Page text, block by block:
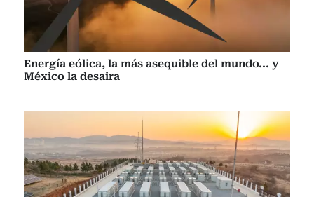
Energía eólica, la más asequible del mundo... y
México la desaira